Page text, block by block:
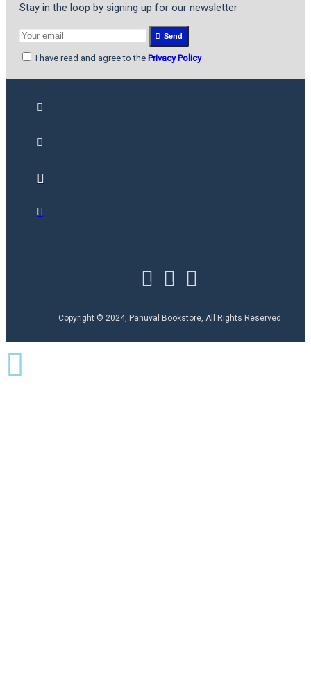
Stay in the loop by signing up for our newsletter
Send
I have read and agree to the Privacy Policy
Copyright © 2024, Panuval Bookstore, All Rights Reserved